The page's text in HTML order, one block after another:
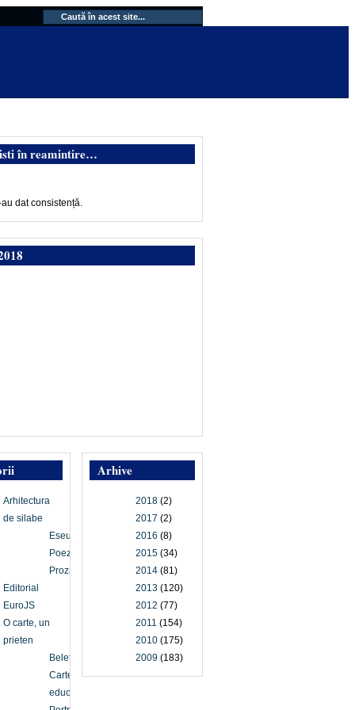
în reamintire…
dat consistență.
Arhive
2018 (2)
2017 (2)
2016 (8)
2015 (34)
2014 (81)
2013 (120)
2012 (77)
2011 (154)
2010 (175)
2009 (183)
Arhitectura
de silabe
Eseu
Poezie
Proză
Editorial
EuroJS
O carte, un
prieten
Beletristică
Carte
educațională